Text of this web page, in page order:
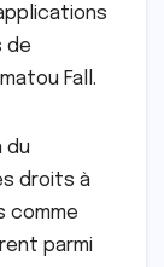
de
Fall.
du
droits à
comme
parmi